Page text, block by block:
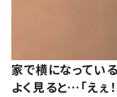
家で横になってい
よく見ると…「えぇ